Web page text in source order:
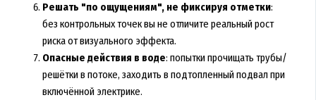
Решать "по ощущениям", не фиксируя отметки:
без контрольных точек вы не отличите реальный рост
риска от визуального эффекта.
Опасные действия в воде: попытки прочищать трубы/
решётки в потоке, заходить в подтопленный подвал при
включённой электрике.